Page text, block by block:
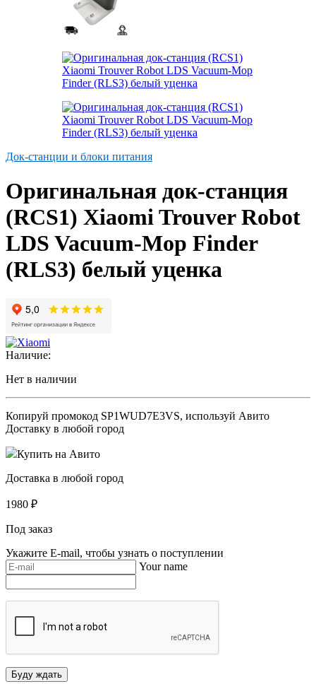
Док-станции и блоки питания
Оригинальная док-станция
(RCS1) Xiaomi Trouver Robot
LDS Vacuum-Mop Finder
(RLS3) белый уценка
Наличие:
Нет в наличии
Копируй промокод SP1WUD7E3VS, используй Авито
Доставку в любой город
Купить на Авито
Доставка в любой город
1980 ₽
Под заказ
Укажите E-mail, чтобы узнать о поступлении
Your name